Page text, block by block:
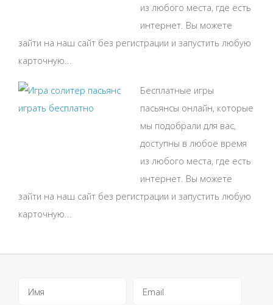
из любого места, где есть
интернет. Вы можете
зайти на наш сайт без регистрации и запустить любую
карточную...
Бесплатные игры
пасьянсы онлайн, которые
мы подобрали для вас,
доступны в любое время
из любого места, где есть
интернет. Вы можете
зайти на наш сайт без регистрации и запустить любую
карточную...